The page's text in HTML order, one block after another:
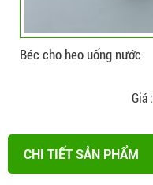
Béc cho heo uống nước
Giá :
CHI TIẾT SẢN PHẨM